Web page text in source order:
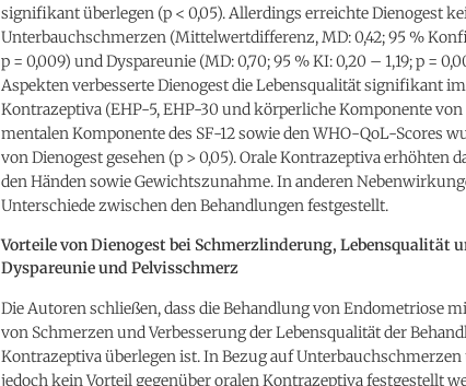
signifikant überlegen (p < 0,05). Allerdings erreichte Dienogest
Unterbauchschmerzen (Mittelwertdifferenz, MD: 0,42; 95 %
p = 0,009) und Dyspareunie (MD: 0,70; 95 % KI: 0,20 – 1,19; p =
Aspekten verbesserte Dienogest die Lebensqualität signifikant
Kontrazeptiva (EHP-5, EHP-30 und körperliche Komponente von
mentalen Komponente des SF-12 sowie den WHO-QoL-Scores
von Dienogest gesehen (p > 0,05). Orale Kontrazeptiva erhöhten
den Händen sowie Gewichtszunahme. In anderen
Unterschiede zwischen den Behandlungen festgestellt.
Vorteile von Dienogest bei Schmerzlinderung, Lebensqualität
Dyspareunie und Pelvisschmerz
Die Autoren schließen, dass die Behandlung von Endometriose
von Schmerzen und Verbesserung der Lebensqualität der
Kontrazeptiva überlegen ist. In Bezug auf
jedoch kein Vorteil gegenüber oralen Kontrazeptiva festgestellt